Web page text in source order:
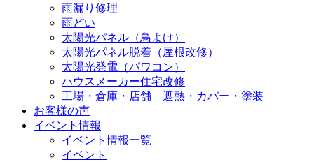
雨漏り修理
雨どい
太陽光パネル（鳥よけ）
太陽光パネル脱着（屋根改修）
太陽光発電（パワコン）
ハウスメーカー住宅改修
工場・倉庫・店舗 遮熱・カバー・塗装
お客様の声
イベント情報
イベント情報一覧
イベント